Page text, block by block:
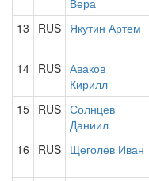
Вера
13 RUS Якутин Артем
14 RUS Аваков
Кирилл
15 RUS Солнцев
Даниил
16 RUS Щеголев Иван